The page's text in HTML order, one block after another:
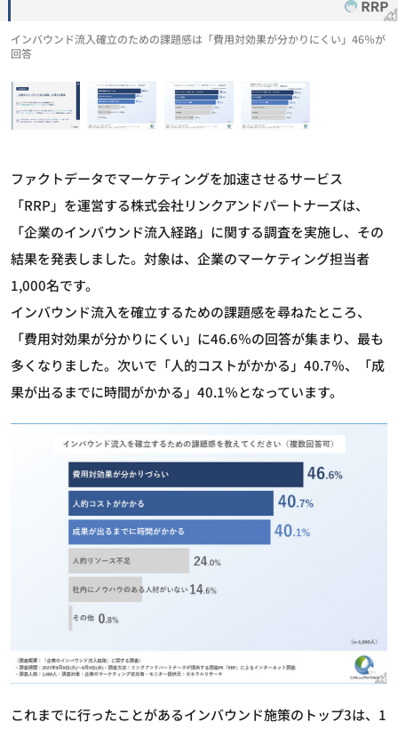
インバウンド流入確立のための課題感は「費用対効果が分かりにくい」46％が
回答
ファクトデータでマーケティングを加速させるサービス
「RRP」を運営する株式会社リンクアンドパートナーズは、
「企業のインバウンド流入経路」に関する調査を実施し、その
結果を発表しました。対象は、企業のマーケティング担当者
1,000名です。
インバウンド流入を確立するための課題感を尋ねたところ、
「費用対効果が分かりにくい」に46.6％の回答が集まり、最も
多くなりました。次いで「人的コストがかかる」40.7％、「成
果が出るまでに時間がかかる」40.1％となっています。
これまでに行ったことがあるインバウンド施策のトップ3は、1